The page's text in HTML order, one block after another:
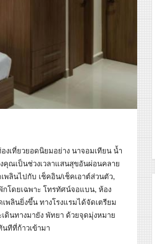
งเที่ยวยอดนิยมอย่าง นาจอมเทียน น้ำ
คุณเป็นช่วงเวลาแสนสุขอันผ่อนคลาย
ลินไปกับ เช็คอิน/เช็คเอาต์ส่วนตัว,
โดยเฉพาะ โทรทัศน์จอแบน, ห้อง
พลินยิ่งขึ้น ทางโรงแรมได้จัดเตรียม
ดินทางมายัง พัทยา ด้วยจุดมุ่งหมาย
ทีที่ก้าวเข้ามา